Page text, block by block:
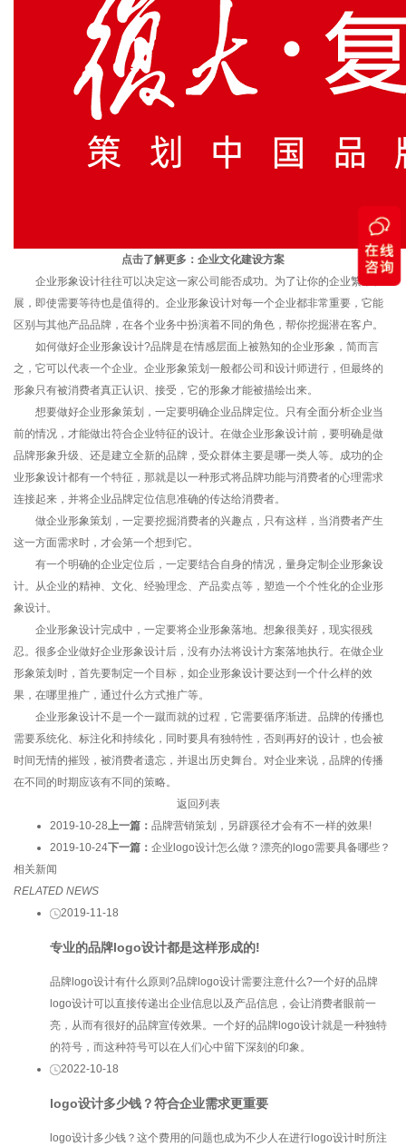
点击了解更多： 企业文化建设方案
企业形象设计往往可以决定这一家公司能否成功。为了让你的企业繁荣发
展，即使需要等待也是值得的。企业形象设计对每一个企业都非常重要，它能
区别与其他产品品牌，在各个业务中扮演着不同的角色，帮你挖掘潜在客户。
如何做好企业形象设计?品牌是在情感层面上被熟知的企业形象，简而言
之，它可以代表一个企业。企业形象策划一般都公司和设计师进行，但最终的
形象只有被消费者真正认识、接受，它的形象才能被描绘出来。
想要做好企业形象策划，一定要明确企业品牌定位。只有全面分析企业当
前的情况，才能做出符合企业特征的设计。在做企业形象设计前，要明确是做
品牌形象升级、还是建立全新的品牌，受众群体主要是哪一类人等。成功的企
业形象设计都有一个特征，那就是以一种形式将品牌功能与消费者的心理需求
连接起来，并将企业品牌定位信息准确的传达给消费者。
做企业形象策划，一定要挖掘消费者的兴趣点，只有这样，当消费者产生
这一方面需求时，才会第一个想到它。
有一个明确的企业定位后，一定要结合自身的情况，量身定制企业形象设
计。从企业的精神、文化、经验理念、产品卖点等，塑造一个个性化的企业形
象设计。
企业形象设计完成中，一定要将企业形象落地。想象很美好，现实很残
忍。很多企业做好企业形象设计后，没有办法将设计方案落地执行。在做企业
形象策划时，首先要制定一个目标，如企业形象设计要达到一个什么样的效
果，在哪里推广，通过什么方式推广等。
企业形象设计不是一个一蹴而就的过程，它需要循序渐进。品牌的传播也
需要系统化、标注化和持续化，同时要具有独特性，否则再好的设计，也会被
时间无情的摧毁，被消费者遗忘，并退出历史舞台。对企业来说，品牌的传播
在不同的时期应该有不同的策略。
返回列表
2019-10-28上一篇： 品牌营销策划，另辟蹊径才会有不一样的效果!
2019-10-24下一篇： 企业logo设计怎么做？漂亮的logo需要具备哪些？
相关新闻
RELATED NEWS
2019-11-18
专业的品牌logo设计都是这样形成的!
品牌logo设计有什么原则?品牌logo设计需要注意什么?一个好的品牌
logo设计可以直接传递出企业信息以及产品信息，会让消费者眼前一
亮，从而有很好的品牌宣传效果。一个好的品牌logo设计就是一种独特
的符号，而这种符号可以在人们心中留下深刻的印象。
2022-10-18
logo设计多少钱？符合企业需求更重要
logo设计多少钱？这个费用的问题也成为不少人在进行logo设计时所注